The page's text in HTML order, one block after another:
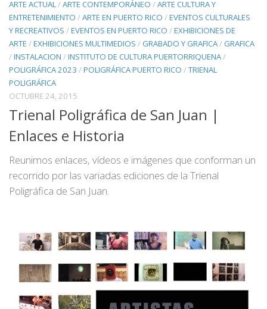
ARTE ACTUAL/ARTE CONTEMPORÁNEO /ARTE CULTURA Y
ENTRETENIMIENTO /ARTE EN PUERTO RICO /EVENTOS CULTURALES
Y RECREATIVOS /EVENTOS EN PUERTO RICO /EXHIBICIONES DE
ARTE /EXHIBICIONES MULTIMEDIOS / GRABADO Y GRAFICA/ GRAFICA
/INSTALACION /INSTITUTO DE CULTURA PUERTORRIQUENA/
POLIGRÁFICA 2023 /POLIGRÁFICA PUERTO RICO /TRIENAL
POLIGRÁFICA
OCTUBRE 24, 2015
Trienal Poligráfica de San Juan |
Enlaces e Historia
Reunimos enlaces, vídeos e imágenes que conforman un
recorrido por las variadas ediciones de la Trienal
Poligráfica de San Juan.